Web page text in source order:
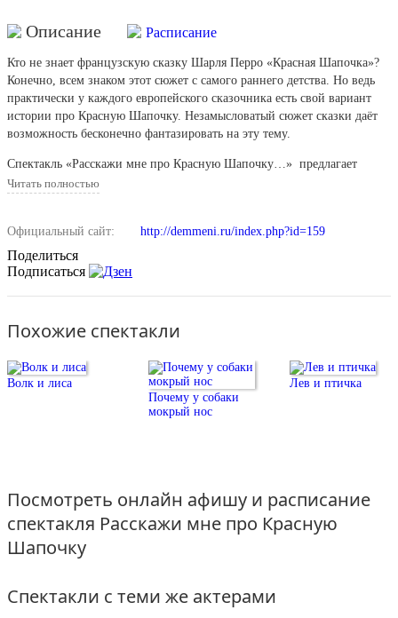
Описание Расписание
Кто не знает французскую сказку Шарля Перро «Красная Шапочка»?
Конечно, всем знаком этот сюжет с самого раннего детства. Но ведь
практически у каждого европейского сказочника есть свой вариант
истории про Красную Шапочку. Незамысловатый сюжет сказки даёт
возможность бесконечно фантазировать на эту тему.
Спектакль «Расскажи мне про Красную Шапочку…» предлагает
целых три варианта известной сказки. Рассказчики - эксцентричная
зависимости от поведения главной героини – Красной Шапочки. В
истории, рассказанной Бабушкой это очень положительная и
послушная девочка, которая не выдаёт Волку «место жительства»
член семьи, Внучка, предлагает характер современной Красной
Шапочки, который полностью соответствует старинному сюжету
сказки.
Каждая из трёх историй Красной Шапочки разыгрывается в своём
театральном жанре: пастораль, боевик, мюзикл и разными системами
Читать полностью
Официальный сайт: http://demmeni.ru/index.php?id=159
Поделиться
Подписаться
Похожие спектакли
Волк и лиса
Почему у собаки
мокрый нос
Лев и птичка
Посмотреть онлайн афишу и расписание
спектакля Расскажи мне про Красную
Шапочку
Спектакли с теми же актерами